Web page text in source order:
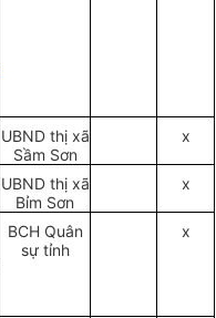
UBND thị xã
Sầm Sơn
x
UBND thị xã
Bỉm Sơn
x
BCH Quân
sự tỉnh
x